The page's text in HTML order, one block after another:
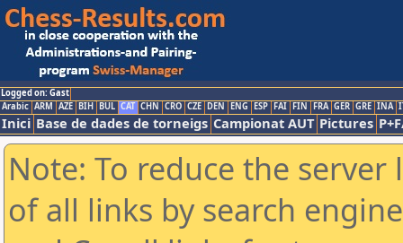
Logged on: Gast
Arabic ARM AZE BIH BUL CAT CHN CRO CZE DEN ENG ESP FAI FIN FRA GER GRE INA
Inici Base de dades de torneigs Campionat AUT Pictures
Note: To reduce the
of all links by search